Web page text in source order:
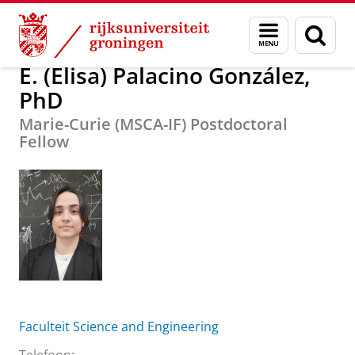
Skip
Content
Skip
Navigation
Menu
en
zoeken
Over ons E. (Elisa) Palacino González, PhD
E. (Elisa) Palacino González,
PhD
Marie-Curie (MSCA-IF) Postdoctoral
Fellow
Faculteit Science and Engineering